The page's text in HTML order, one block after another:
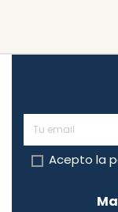
Acepto la